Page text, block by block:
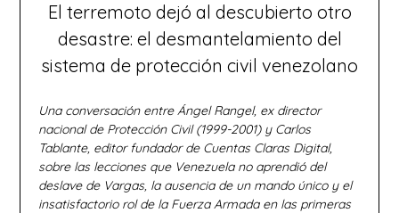
El terremoto dejó al descubierto otro
desastre: el desmantelamiento del
sistema de protección civil venezolano
Una conversación entre Ángel Rangel, ex director
nacional de Protección Civil (1999-2001) y Carlos
Tablante, editor fundador de Cuentas Claras Digital,
sobre las lecciones que Venezuela no aprendió del
deslave de Vargas, la ausencia de un mando único y el
insatisfactorio rol de la Fuerza Armada en las primeras